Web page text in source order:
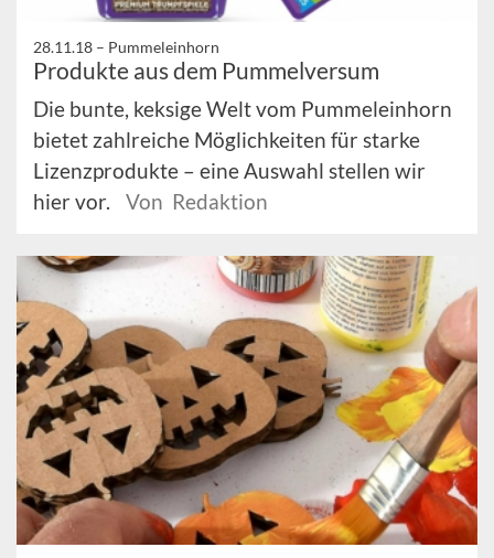
28.11.18 – Pummeleinhorn
Produkte aus dem Pummelversum
Die bunte, keksige Welt vom Pummeleinhorn
bietet zahlreiche Möglichkeiten für starke
Lizenzprodukte – eine Auswahl stellen wir
hier vor.
Von Redaktion